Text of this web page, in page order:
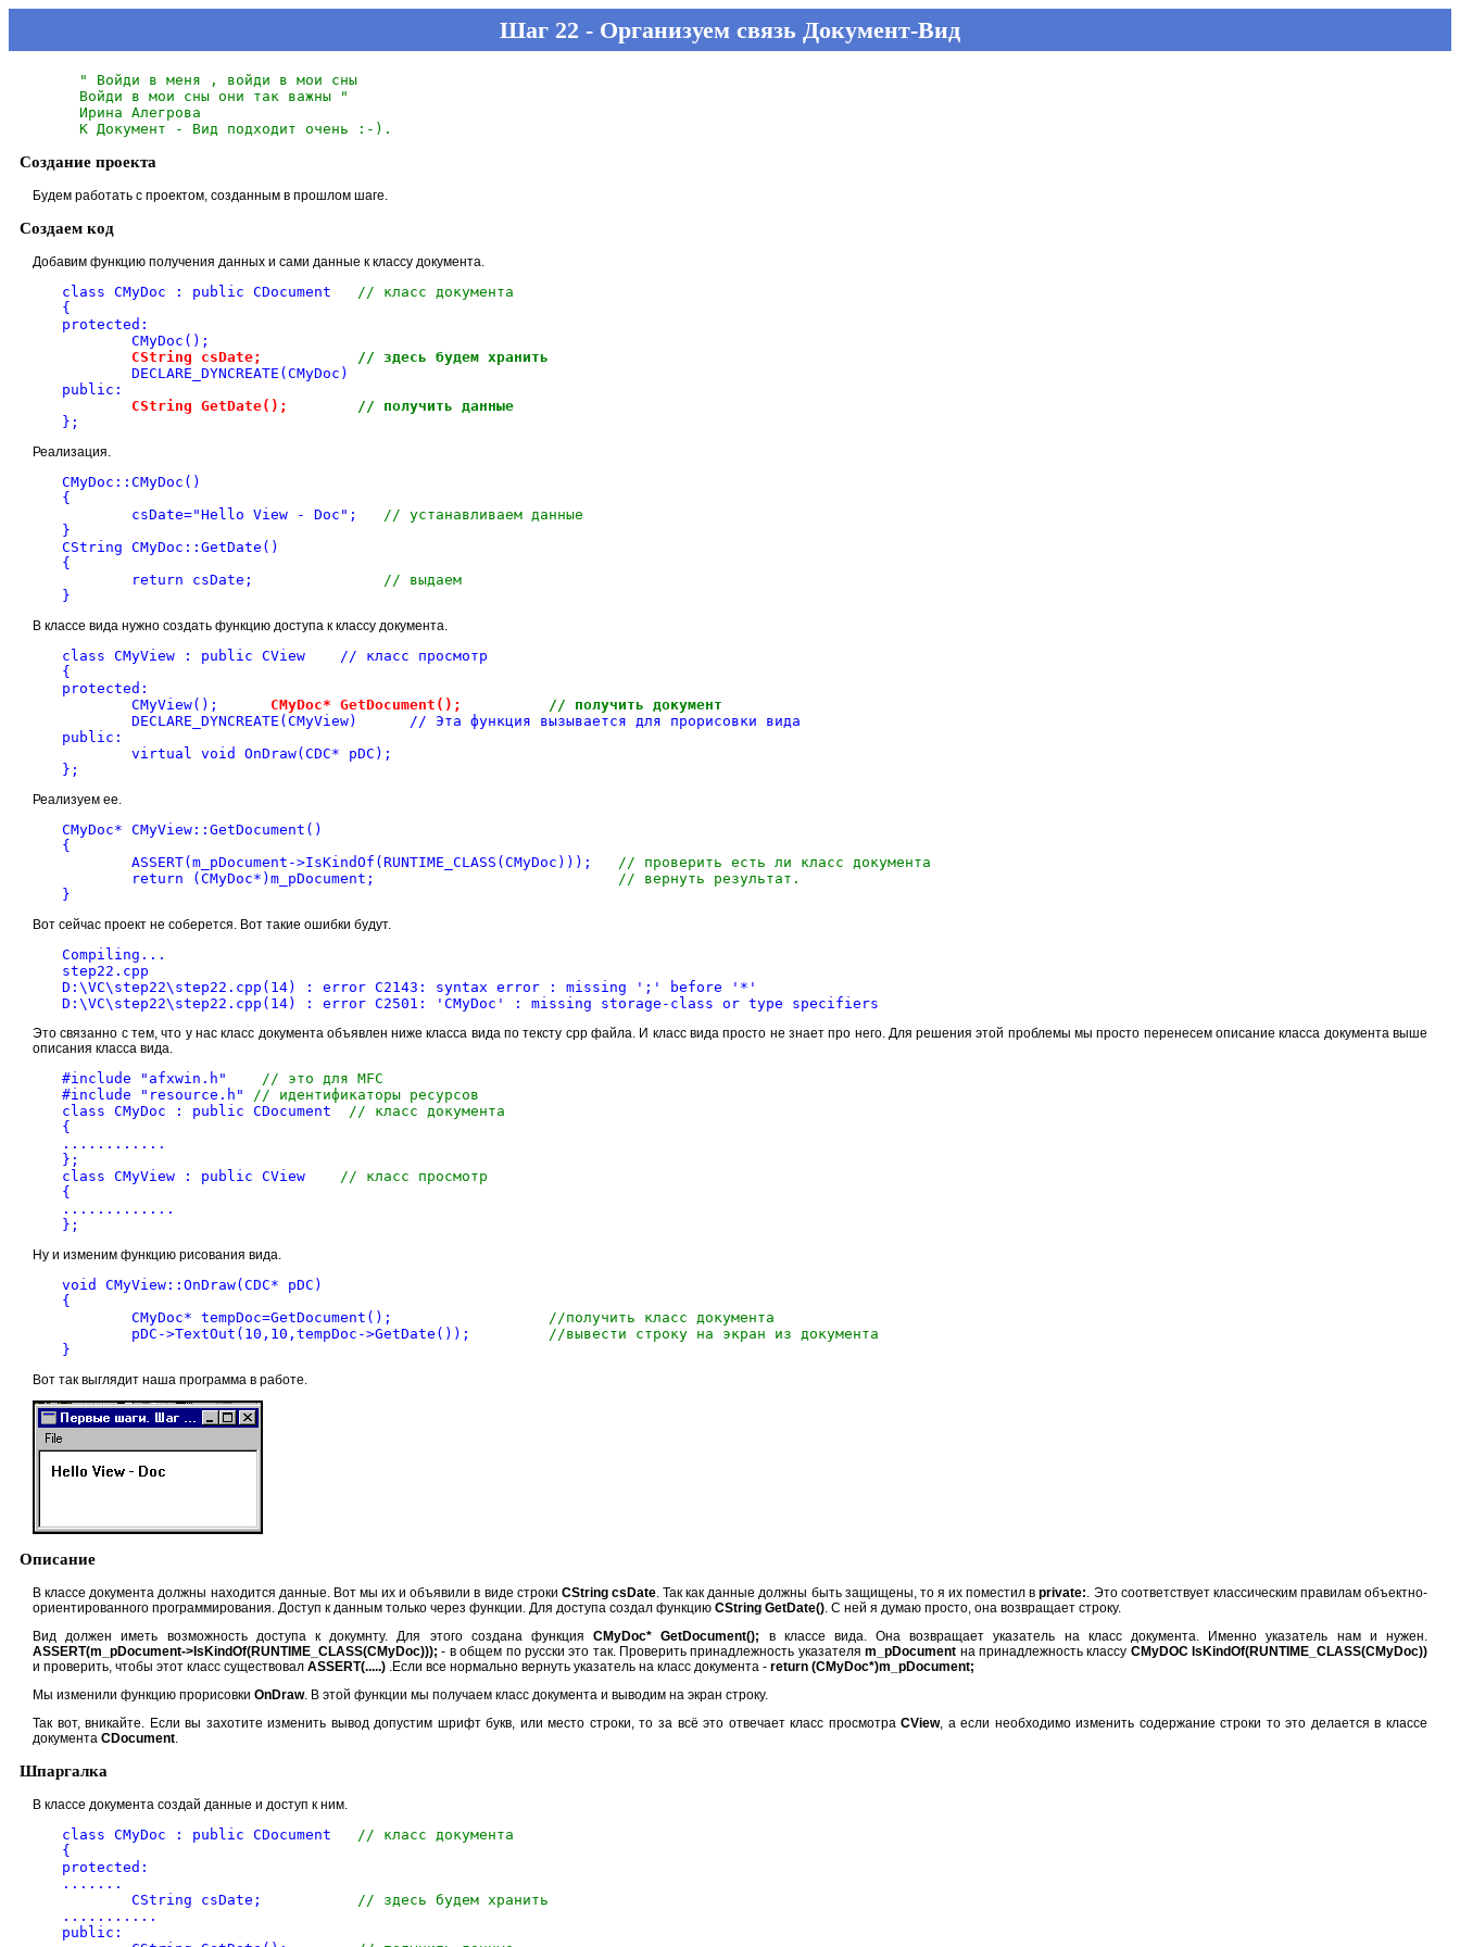
Шаг 22 - Организуем связь Документ-Вид
  " Войди в меня , войди в мои сны
  Войди в мои сны они так важны "
  Ирина Алегрова
  К Документ - Вид подходит очень :-).
Создание проекта
Будем работать с проектом, созданным в прошлом шаге.
Создаем код
Добавим функцию получения данных и сами данные к классу документа.
// класс документа
{
protected:
	CMyDoc();
// здесь будем хранить
	DECLARE_DYNCREATE(CMyDoc)
public:
// получить данные
};
Реализация.
CMyDoc::CMyDoc()
{
	csDate="Hello View - Doc";
// устанавливаем данные
}
CString CMyDoc::GetDate()
{
// выдаем
}
В классе вида нужно создать функцию доступа к классу документа.
class CMyView : public CView	// класс просмотр
{
protected:
	CMyView();
// получить документ
	DECLARE_DYNCREATE(CMyView)	// Эта функция вызывается для прорисовки вида
public:
	virtual void OnDraw(CDC* pDC);
};
Реализуем ее.
CMyDoc* CMyView::GetDocument()
{
// проверить есть ли класс документа
// вернуть результат.
Вот сейчас проект не соберется. Вот такие ошибки будут.
Compiling...
step22.cpp
D:\VС\step22\step22.cpp(14) : error C2143: syntax error : missing ';' before '*'
D:\VС\step22\step22.cpp(14) : error C2501: 'CMyDoc' : missing storage-class or type specifiers
Это связанно с тем, что у нас класс документа объявлен ниже класса вида по тексту cpp файла. И класс вида просто не знает про него. Для решения этой проблемы мы просто перенесем описание класса документа выше
описания класса вида.
#include "afxwin.h"
// это для MFC
#include "resource.h"
// идентификаторы ресурсов
// класс документа
{
............
};
// класс просмотр
{
.............
};
Ну и изменим функцию рисования вида.
void CMyView::OnDraw(CDC* pDC)
{
//получить класс документа
//вывести строку на экран из документа
}
Вот так выглядит наша программа в работе.
Описание
В классе документа должны находится данные. Вот мы их и объявили в виде строки CString csDate. Так как данные должны быть защищены, то я их поместил вprivate: . Это соответствует классическим правилам объектно-
ориентированного программирования. Доступ к данным только через функции. Для доступа создал функцию CString GetDate() . С ней я думаю просто, она возвращает строку.
Вид должен иметь возможность доступа к докумнту. Для этого создана функцияСMyDoc* GetDocument(); в классе вида. Она возвращает указатель на класс документа. Именно указатель нам и нужен.
ASSERT(m_pDocument->IsKindOf(RUNTIME_CLASS(CMyDoc))); - в общем по русски это так. Проверить принадлежность указателяm_pDocument на принадлежность классу CMyDOC IsKindOf(RUNTIME_CLASS(CMyDoc))
и проверить, чтобы этот класс существовал ASSERT(.....) .Если все нормально вернуть указатель на класс документа - return (CMyDoc*)m_pDocument;
Мы изменили функцию прорисовки OnDraw. В этой функции мы получаем класс документа и выводим на экран строку.
Так вот, вникайте. Если вы захотите изменить вывод допустим шрифт букв, или место строки, то за всё это отвечает класс просмотраCView, а если необходимо изменить содержание строки то это делается в классе
документа CDocument
Шпаргалка
В классе документа создай данные и доступ к ним.
// класс документа
{
protected:
.......
// здесь будем хранить
public: